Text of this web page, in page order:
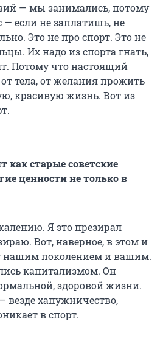
— мы занимались, потому
— если не заплатишь, не
Это не про спорт. Это не
Их надо из спорта гнать,
Потому что настоящий
тела, от желания прожить
красивую жизнь. Вот из
как старые советские
ценности не только в
Я это презирал
Вот, наверное, в этом и
нашим поколением и вашим.
капитализмом. Он
здоровой жизни.
везде хапужничество,
в спорт.